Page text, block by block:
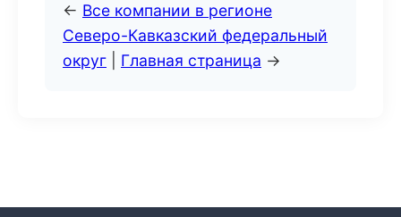
← Все компании в регионе
Северо-Кавказский федеральный
округ
Главная страница →